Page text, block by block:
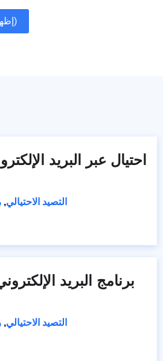
إظهار نموذج التعليقات (0)
احتيال عبر البريد
التصيد الاحتيالي,
برنامج البريد
التصيد الاحتيالي,